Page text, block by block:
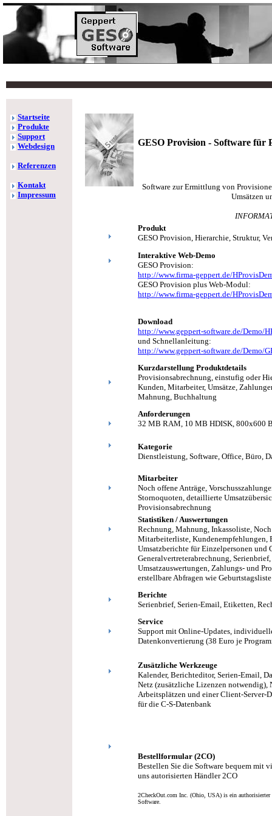
Startseite
Produkte
Support
Webdesign
Referenzen
Kontakt
Impressum
GESO Provision - Software für
Software zur Ermittlung von
Umsätzen
Produkt
GESO Provision, Hierarchie, Struktur,
Interaktive Web-Demo
GESO Provision:
http://www.firma-geppert.de/
GESO Provision plus Web-Modul:
http://www.firma-geppert.de/
Download
http://www.geppert-software.de/Demo/
und Schnellanleitung:
http://www.geppert-software.de/Demo/
Kurzdarstellung Produktdetails
Provisionsabrechnung, einstufig oder
Kunden, Mitarbeiter, Umsätze,
Mahnung, Buchhaltung
Anforderungen
32 MB RAM, 10 MB HDISK, 800x600
Kategorie
Dienstleistung, Software, Office, Büro,
Mitarbeiter
Noch offene Anträge,
Stornoquoten, detaillierte
Provisionsabrechnung
Statistiken / Auswertungen
Rechnung, Mahnung, Inkassoliste,
Mitarbeiterliste, Kundenempfehlungen,
Umsatzberichte für Einzelpersonen und
Generalvertreterabrechnung,
Umsatzauswertungen, Zahlungs- und
erstellbare Abfragen wie
Berichte
Serienbrief, Serien-Email, Etiketten,
Service
Support mit Online-Updates,
Datenkonvertierung (38 Euro je
Zusätzliche Werkzeuge
Kalender, Berichteditor, Serien-Email,
Netz (zusätzliche Lizenzen notwendig),
Arbeitsplätzen und einer Client-Server-
für die C-S-Datenbank
Bestellformular (2CO)
Bestellen Sie die Software bequem mit
uns autorisierten Händler 2CO
2CheckOut.com Inc. (Ohio, USA) is ein
Software.